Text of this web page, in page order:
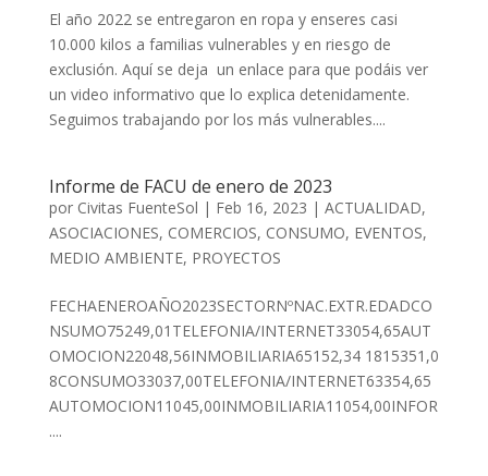
El año 2022 se entregaron en ropa y enseres casi
10.000 kilos a familias vulnerables y en riesgo de
exclusión. Aquí se deja un enlace para que podáis ver
un video informativo que lo explica detenidamente.
Seguimos trabajando por los más vulnerables....
Informe de FACU de enero de 2023
por Civitas FuenteSol | Feb 16, 2023 | ACTUALIDAD,
ASOCIACIONES, COMERCIOS, CONSUMO, EVENTOS,
MEDIO AMBIENTE, PROYECTOS
FECHAENEROAÑO2023SECTORNºNAC.EXTR.EDADCO
NSUMO75249,01TELEFONIA/INTERNET33054,65AUT
OMOCION22048,56INMOBILIARIA65152,34 1815351,0
8CONSUMO33037,00TELEFONIA/INTERNET63354,65
AUTOMOCION11045,00INMOBILIARIA11054,00INFOR
....